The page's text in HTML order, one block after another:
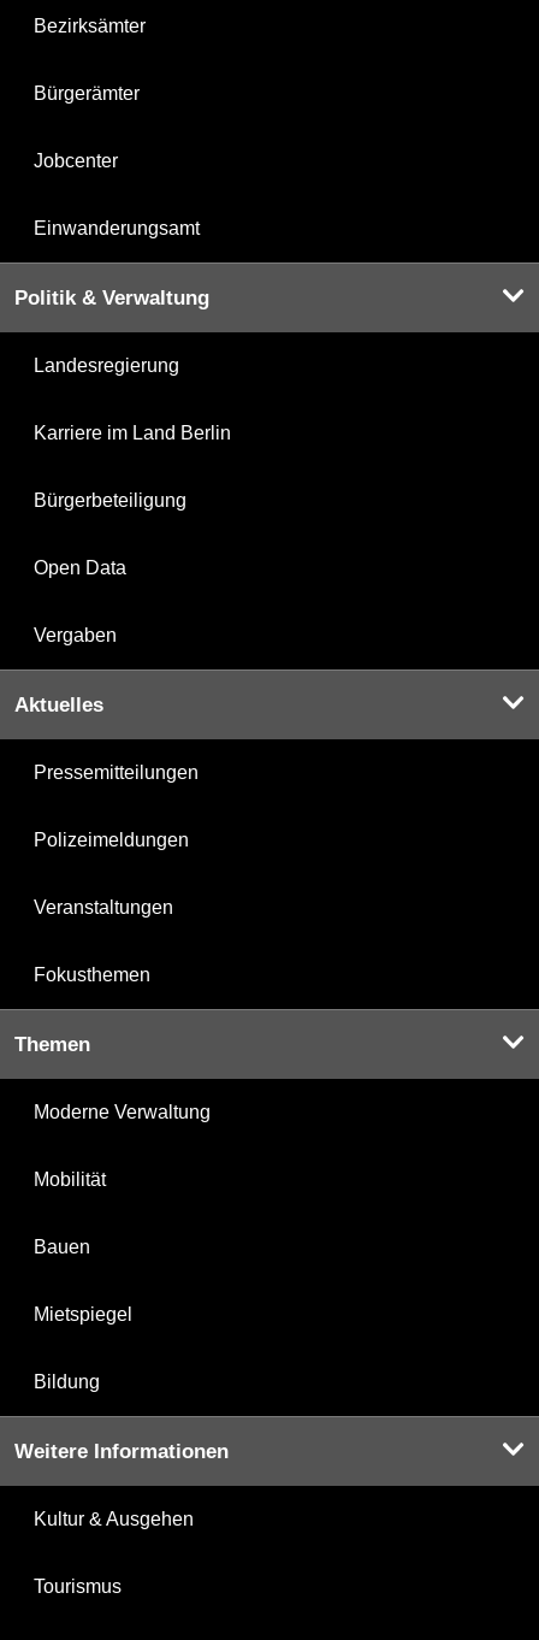
Bezirksämter
Bürgerämter
Jobcenter
Einwanderungsamt
Politik & Verwaltung
Landesregierung
Karriere im Land Berlin
Bürgerbeteiligung
Open Data
Vergaben
Aktuelles
Pressemitteilungen
Polizeimeldungen
Veranstaltungen
Fokusthemen
Themen
Moderne Verwaltung
Mobilität
Bauen
Mietspiegel
Bildung
Weitere Informationen
Kultur & Ausgehen
Tourismus